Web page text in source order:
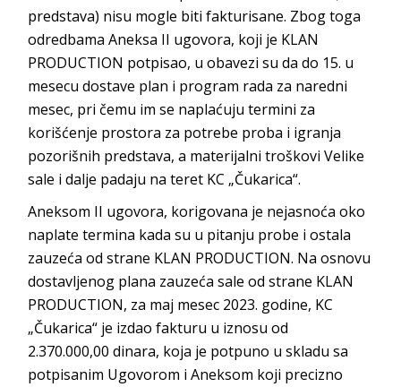
predstava) nisu mogle biti fakturisane. Zbog toga
odredbama Aneksa II ugovora, koji je KLAN
PRODUCTION potpisao, u obavezi su da do 15. u
mesecu dostave plan i program rada za naredni
mesec, pri čemu im se naplaćuju termini za
korišćenje prostora za potrebe proba i igranja
pozorišnih predstava, a materijalni troškovi Velike
sale i dalje padaju na teret KC „Čukarica“.
Aneksom II ugovora, korigovana je nejasnoća oko
naplate termina kada su u pitanju probe i ostala
zauzeća od strane KLAN PRODUCTION. Na osnovu
dostavljenog plana zauzeća sale od strane KLAN
PRODUCTION, za maj mesec 2023. godine, KC
„Čukarica“ je izdao fakturu u iznosu od
2.370.000,00 dinara, koja je potpuno u skladu sa
potpisanim Ugovorom i Aneksom koji precizno